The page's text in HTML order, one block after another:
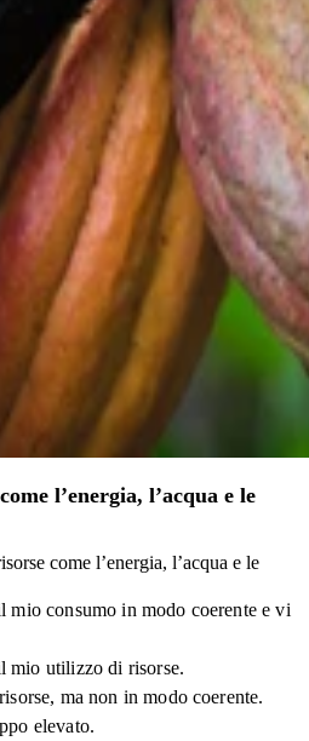
l’energia, l’acqua e le
come l’energia, l’acqua e le
mio consumo in modo coerente e vi
mio utilizzo di risorse.
ma non in modo coerente.
elevato.